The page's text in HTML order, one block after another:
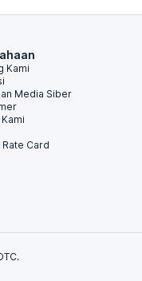
Kami
Media Siber
Rate Card